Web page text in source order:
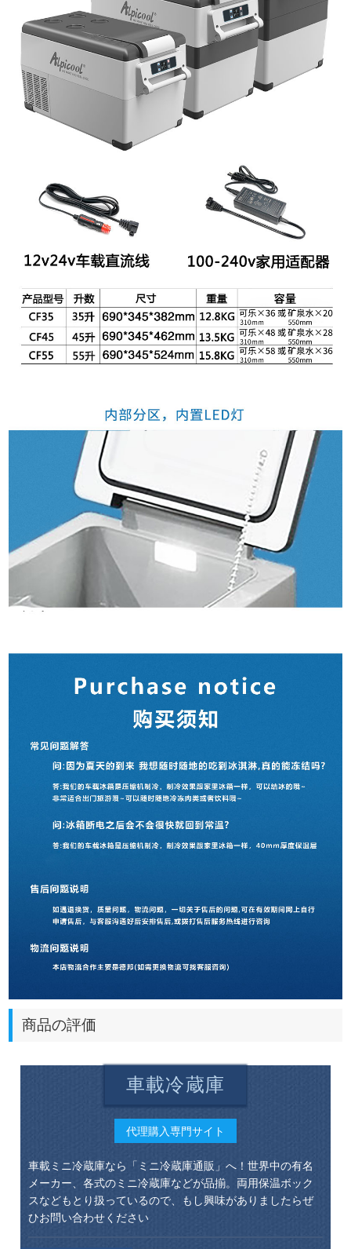
商品の評価
車載冷蔵庫
代理購入専門サイト
車載ミニ冷蔵庫なら「ミニ冷蔵庫通販」へ！世界中の有名
メーカー、各式のミニ冷蔵庫などが品揃。両用保温ボック
スなどもとり扱っているので、もし興味がありましたらぜ
ひお問い合わせください